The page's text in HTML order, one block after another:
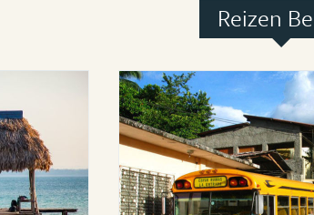
Reizen